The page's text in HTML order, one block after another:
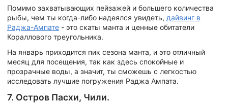
Помимо захватывающих пейзажей и большего количества
рыбы, чем ты когда-либо надеялся увидеть, дайвинг в
Раджа-Ампате - это скаты манта и ценные обитатели
Кораллового треугольника.
На январь приходится пик сезона манта, и это отличный
месяц для посещения, так как здесь спокойные и
прозрачные воды, а значит, ты сможешь с легкостью
исследовать лучшие погружения Раджа Ампата.
7. Остров Пасхи, Чили.